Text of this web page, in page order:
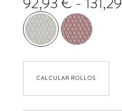
CALCULAR ROLLOS